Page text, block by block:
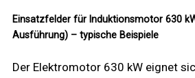
Einsatzfelder für Induktionsmotor 630
Ausführung) – typische Beispiele
Der Elektromotor 630 kW eignet